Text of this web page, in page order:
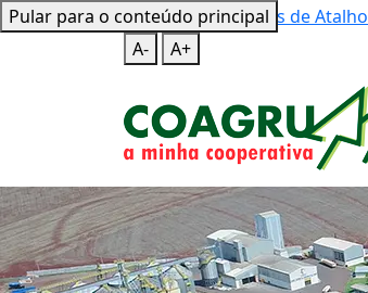
Pular para o conteúdo principal
Mapa do Site Teclas de Atalho
A-
A+